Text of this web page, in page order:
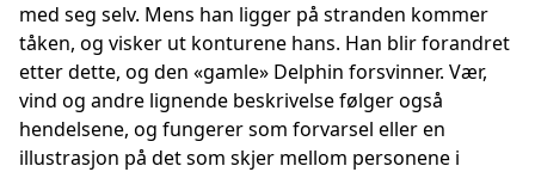
med seg selv. Mens han ligger på stranden kommer
tåken, og visker ut konturene hans. Han blir forandret
etter dette, og den «gamle» Delphin forsvinner. Vær,
vind og andre lignende beskrivelse følger også
hendelsene, og fungerer som forvarsel eller en
illustrasjon på det som skjer mellom personene i